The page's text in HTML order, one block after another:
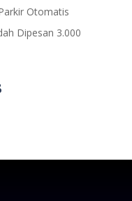
Otomatis
Dipesan 3.000